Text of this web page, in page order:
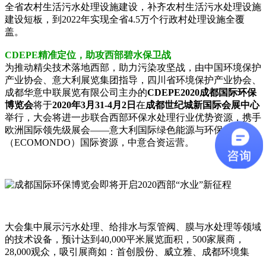
全省农村生活污水处理设施建设，补齐农村生活污水处理设施
建设短板，到2022年实现全省4.5万个行政村处理设施全覆
盖。
CDEPE精准定位，助攻西部碧水保卫战
为推动精尖技术落地西部，助力污染攻坚战，由中国环境保护
产业协会、意大利展览集团指导，四川省环境保护产业协会、
成都华意中联展览有限公司主办的CDEPE2020成都国际环保
博览会将于2020年3月31-4月2日 在成都世纪城新国际会展中心
举行，大会将进一步联合西部环保水处理行业优势资源，携手
欧洲国际领先级展会——意大利国际绿色能源与环保展
（ECOMONDO）国际资源，中意合资运营。
大会集中展示污水处理、给排水与泵管阀、膜与水处理等领域
的技术设备，预计达到40,000平米展览面积，500家展商，
28,000观众，吸引展商如：首创股份、威立雅、成都环境集